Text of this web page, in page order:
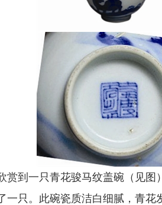
到一只青花骏马纹盖碗（见图
一只。此碗瓷质洁白细腻，青花